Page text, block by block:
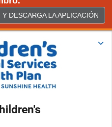
DESCARGA LA APLICACIÓN